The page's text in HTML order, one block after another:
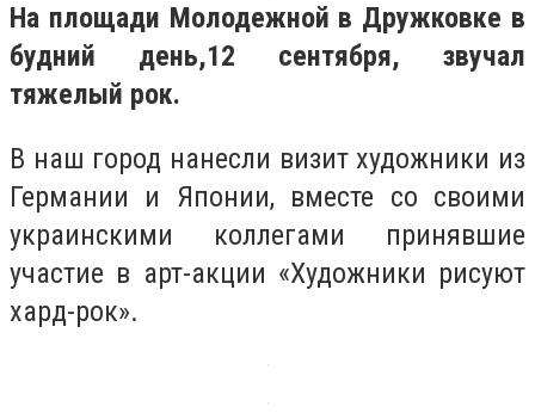
На площади Молодежной в Дружковке в
будний день,12 сентября, звучал
тяжелый рок.
В наш город нанесли визит художники из
Германии и Японии, вместе со своими
украинскими коллегами принявшие
участие в арт-акции «Художники рисуют
хард-рок».